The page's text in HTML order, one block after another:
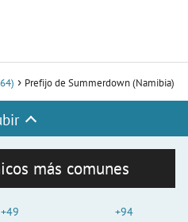
Prefijo de Summerdown (Namibia)
más comunes
+49
+94